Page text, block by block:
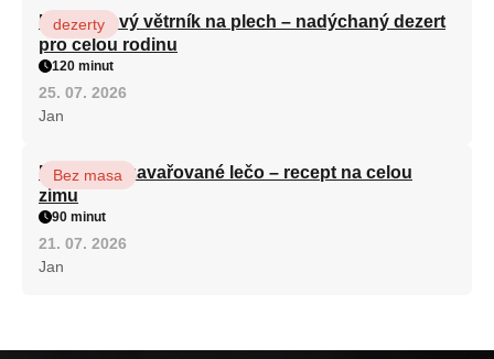
Karamelový větrník na plech – nadýchaný dezert
pro celou rodinu
dezerty
120 minut
25. 07. 2026
Jan
Babiččino zavařované lečo – recept na celou
zimu
Bez masa
90 minut
21. 07. 2026
Jan